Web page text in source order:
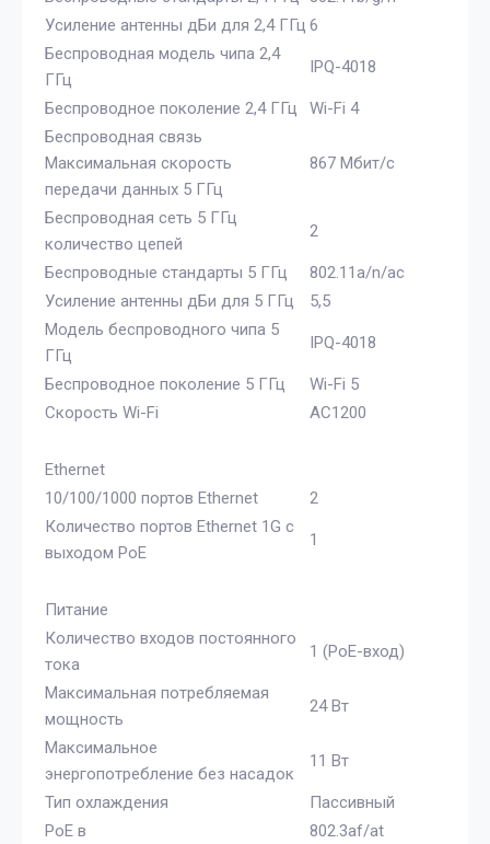
Усиление антенны дБи для 2,4 ГГц 6
Беспроводная модель чипа 2,4
ГГц
IPQ-4018
Беспроводное поколение 2,4 ГГц
Wi-Fi 4
Беспроводная связь
Максимальная скорость
передачи данных 5 ГГц
867 Мбит/с
Беспроводная сеть 5 ГГц
количество цепей
2
Беспроводные стандарты 5 ГГц
802.11a/n/ac
Усиление антенны дБи для 5 ГГц
5,5
Модель беспроводного чипа 5
ГГц
IPQ-4018
Беспроводное поколение 5 ГГц
Wi-Fi 5
Скорость Wi-Fi
AC1200
Ethernet
10/100/1000 портов Ethernet
2
Количество портов Ethernet 1G с
выходом PoE
1
Питание
Количество входов постоянного
тока
1 (PoE-вход)
Максимальная потребляемая
мощность
24 Вт
Максимальное
энергопотребление без насадок
11 Вт
Тип охлаждения
Пассивный
PoE в
802.3af/at